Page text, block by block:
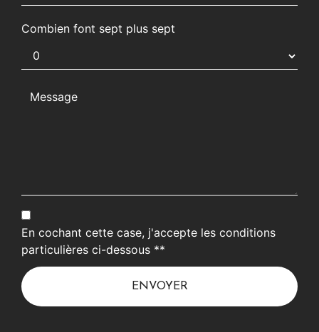
Combien font sept plus sept
En cochant cette case, j'accepte les conditions
particulières ci-dessous **
ENVOYER